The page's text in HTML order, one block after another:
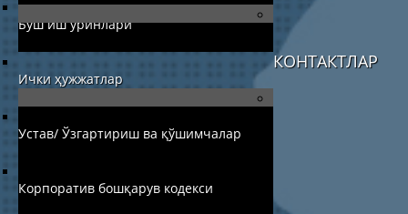
Бўш иш ўринлари
Ички ҳужжатлар
Устав/ Ўзгартириш ва қўшимчалар
Корпоратив бошқарув кодекси
КОНТАКТЛАР